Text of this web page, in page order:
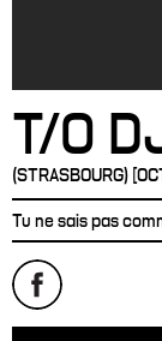
T/O
(STRASBOURG)
Tu ne sais pas